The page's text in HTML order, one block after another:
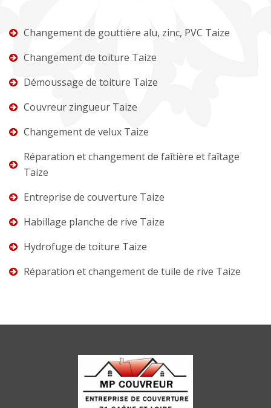
Changement de gouttière alu, zinc, PVC Taize
Changement de toiture Taize
Démoussage de toiture Taize
Couvreur zingueur Taize
Changement de velux Taize
Réparation et changement de faîtière et faîtage
Taize
Entreprise de couverture Taize
Habillage planche de rive Taize
Hydrofuge de toiture Taize
Réparation et changement de tuile de rive Taize